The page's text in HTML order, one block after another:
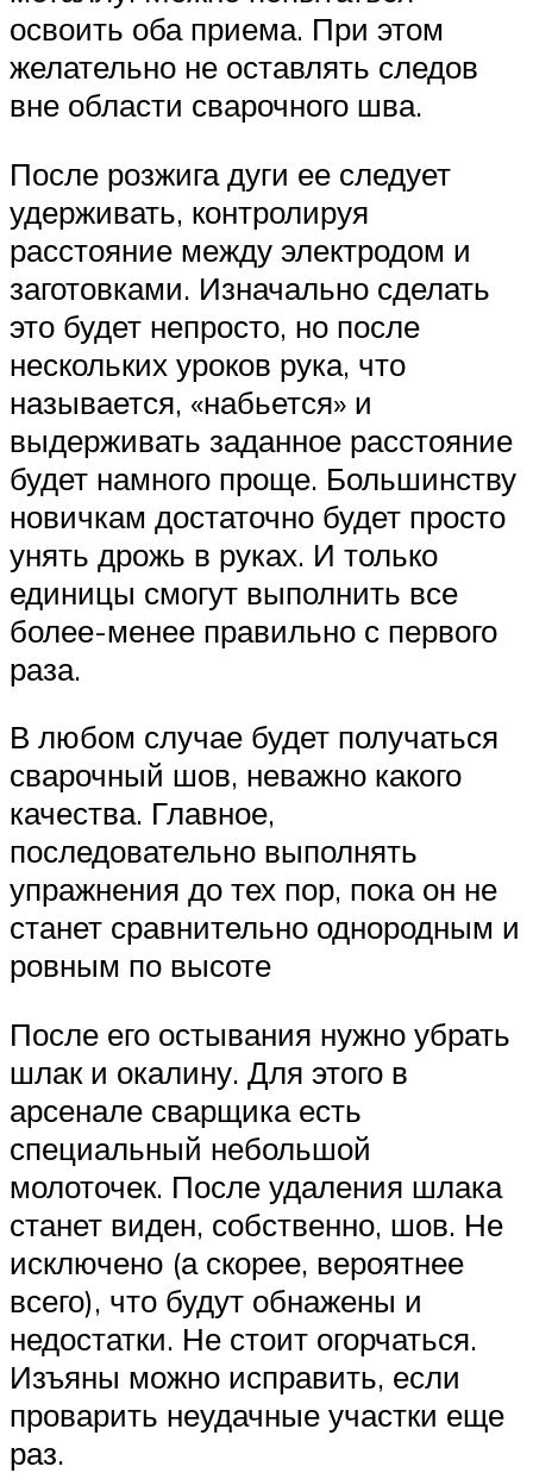
освоить оба приема. При этом
желательно не оставлять следов
вне области сварочного шва.
После розжига дуги ее следует
удерживать, контролируя
расстояние между электродом и
заготовками. Изначально сделать
это будет непросто, но после
нескольких уроков рука, что
называется, «набьется» и
выдерживать заданное расстояние
будет намного проще. Большинству
новичкам достаточно будет просто
унять дрожь в руках. И только
единицы смогут выполнить все
более-менее правильно с первого
раза.
В любом случае будет получаться
сварочный шов, неважно какого
качества. Главное,
последовательно выполнять
упражнения до тех пор, пока он не
станет сравнительно однородным и
ровным по высоте
После его остывания нужно убрать
шлак и окалину. Для этого в
арсенале сварщика есть
специальный небольшой
молоточек. После удаления шлака
станет виден, собственно, шов. Не
исключено (а скорее, вероятнее
всего), что будут обнажены и
недостатки. Не стоит огорчаться.
Изъяны можно исправить, если
проварить неудачные участки еще
раз.